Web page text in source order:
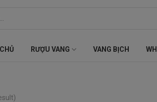
RƯỢU VANG VANG BỊCH